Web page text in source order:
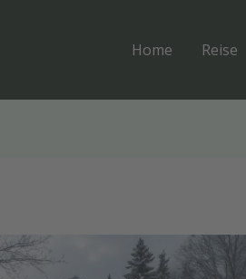
Home Reise